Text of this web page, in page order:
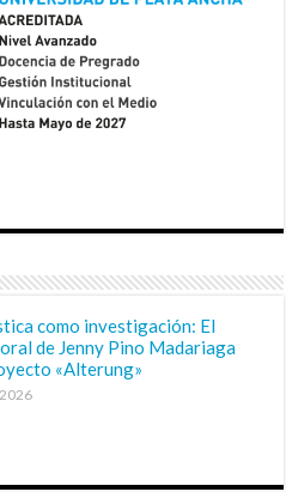
como investigación: El
de Jenny Pino Madariaga
«Alterung»